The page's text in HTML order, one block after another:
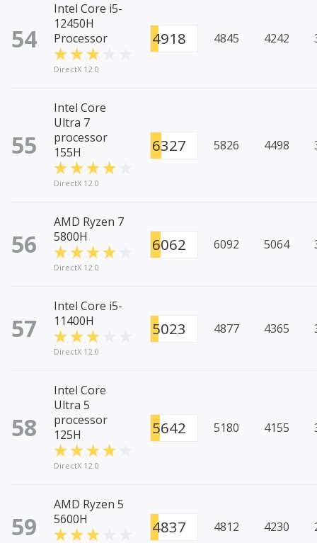
54
Intel Core i5-
12450H
Processor
DirectX 12.0
4918 4845 4242
55
Intel Core
Ultra 7
processor
155H
DirectX 12.0
6327 5826 4498
56
AMD Ryzen 7
5800H
DirectX 12.0
6062 6092 5064
57
Intel Core i5-
11400H
DirectX 12.0
5023 4877 4365
58
Intel Core
Ultra 5
processor
125H
DirectX 12.0
5642 5180 4155
59
AMD Ryzen 5
5600H
4837 4812 4230